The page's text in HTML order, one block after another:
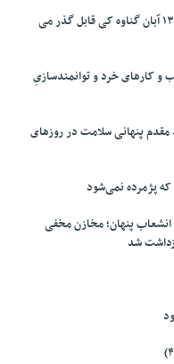
گذری که حتی یک سطل زباله ندارد /گذر ۱۳ آبان گناوه کی قابل گذر می
کارهای خرد و توانمندسازیِ
پنهانی سلامت در روزهای
که پژمرده نمی‌شود
پنهان؛ مخازن مخفی
شد